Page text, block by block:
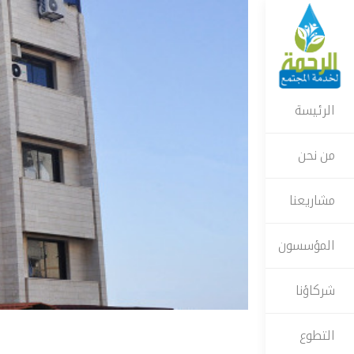
الرئيسة
من نحن
مشاريعنا
المؤسسون
شركاؤنا
التطوع